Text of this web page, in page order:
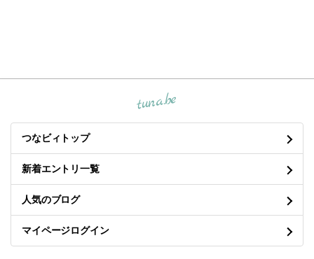
tuna.be
つなビィトップ
新着エントリ一覧
人気のブログ
マイページログイン